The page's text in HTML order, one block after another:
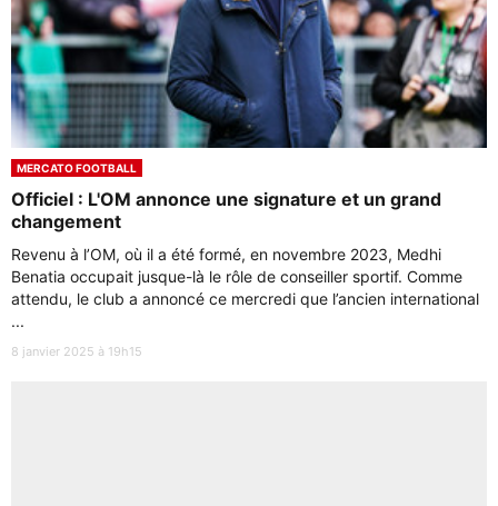
MERCATO FOOTBALL
Officiel : L'OM annonce une signature et un grand
changement
Revenu à l’OM, où il a été formé, en novembre 2023, Medhi
Benatia occupait jusque-là le rôle de conseiller sportif. Comme
attendu, le club a annoncé ce mercredi que l’ancien international
...
8 janvier 2025 à 19h15